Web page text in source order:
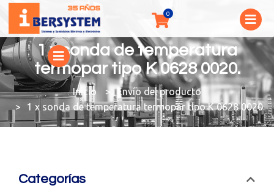
1 x sonda de temperatura
termopar tipo K 0628 0020.
You are here:
Envío del producto
1 x sonda de temperatura termopar tipo K 0628 0020.
Categorías